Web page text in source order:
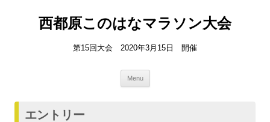
西都原このはなマラソン大会
第15回大会 2020年3月15日 開催
Menu
to
エントリー